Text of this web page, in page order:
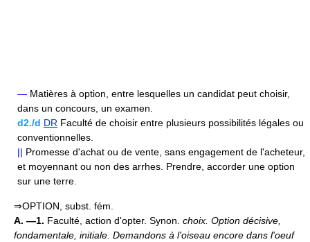
— Matières à option, entre lesquelles un candidat peut choisir,
dans un concours, un examen.
d2./d DR Faculté de choisir entre plusieurs possibilités légales ou
conventionnelles.
|| Promesse d'achat ou de vente, sans engagement de l'acheteur,
et moyennant ou non des arrhes. Prendre, accorder une option
sur une terre.
⇒OPTION, subst. fém.
A. —1. Faculté, action d'opter. Synon. choix. Option décisive,
fondamentale, initiale. Demandons à l'oiseau encore dans l'oeuf